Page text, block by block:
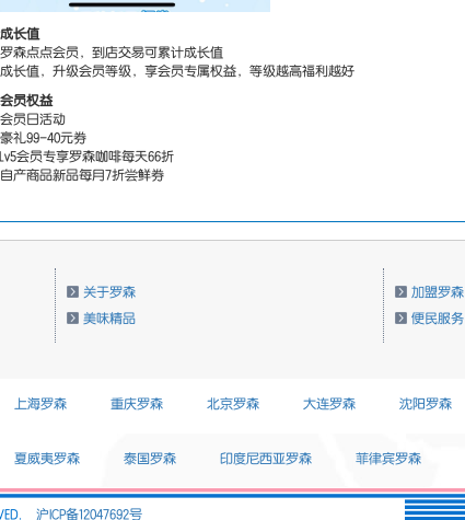
长值
森点点会员，到店交易可累计成长值
长值，升级会员等级，享会员专属权益，等级越高福利越好
员权益
员日活动
礼99-40元券
会员专享罗森咖啡每天66折
产商品新品每月7折尝鲜券
关于罗森
美味精品
加盟罗森
便民服务
上海罗森 重庆罗森 北京罗森 大连罗森 沈阳罗森
夏威夷罗森 泰国罗森 印度尼西亚罗森 菲律宾罗森
沪ICP备12047692号